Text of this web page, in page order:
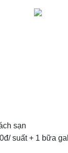
sạn
suất + 1 bữa